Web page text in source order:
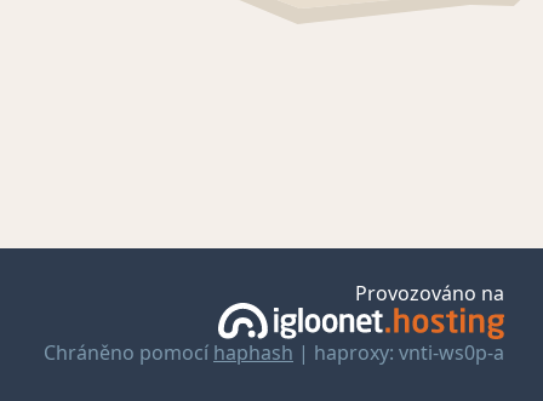
Provozováno na
Chráněno pomocí haphash | haproxy: vnti-ws0p-a